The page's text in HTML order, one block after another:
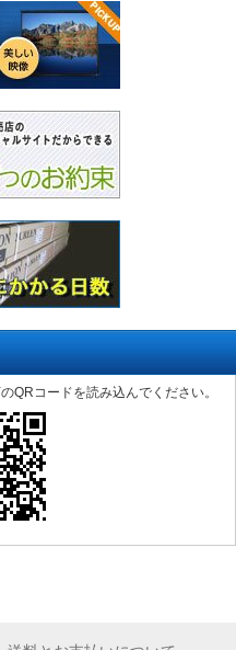
QRコードを読み込んでください。